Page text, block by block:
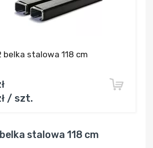
belka stalowa 118 cm
/ szt.
stalowa 118 cm